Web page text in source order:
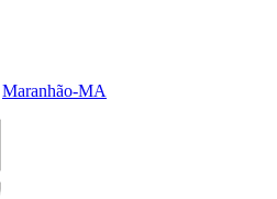
Maranhão-MA